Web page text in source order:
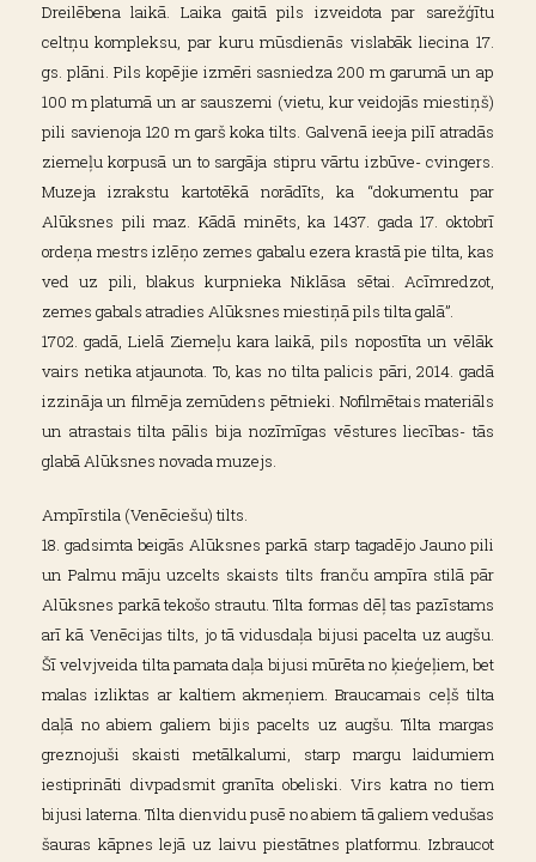
Dreilēbena laikā. Laika gaitā pils izveidota par sarežģītu
celtņu kompleksu, par kuru mūsdienās vislabāk liecina 17.
gs. plāni. Pils kopējie izmēri sasniedza 200 m garumā un ap
100 m platumā un ar sauszemi (vietu, kur veidojās miestiņš)
pili savienoja 120 m garš koka tilts. Galvenā ieeja pilī atradās
ziemeļu korpusā un to sargāja stipru vārtu izbūve- cvingers.
Muzeja izrakstu kartotēkā norādīts, ka “dokumentu par
Alūksnes pili maz. Kādā minēts, ka 1437. gada 17. oktobrī
ordeņa mestrs izlēņo zemes gabalu ezera krastā pie tilta, kas
ved uz pili, blakus kurpnieka Niklāsa sētai. Acīmredzot,
zemes gabals atradies Alūksnes miestiņā pils tilta galā”.
1702. gadā, Lielā Ziemeļu kara laikā, pils nopostīta un vēlāk
vairs netika atjaunota. To, kas no tilta palicis pāri, 2014. gadā
izzināja un filmēja zemūdens pētnieki. Nofilmētais materiāls
un atrastais tilta pālis bija nozīmīgas vēstures liecības- tās
glabā Alūksnes novada muzejs.
Ampīrstila (Venēciešu) tilts.
18. gadsimta beigās Alūksnes parkā starp tagadējo Jauno pili
un Palmu māju uzcelts skaists tilts franču ampīra stilā pār
Alūksnes parkā tekošo strautu. Tilta formas dēļ tas pazīstams
arī kā Venēcijas tilts, jo tā vidusdaļa bijusi pacelta uz augšu.
Šī velvjveida tilta pamata daļa bijusi mūrēta no ķieģeļiem, bet
malas izliktas ar kaltiem akmeņiem. Braucamais ceļš tilta
daļā no abiem galiem bijis pacelts uz augšu. Tilta margas
greznojuši skaisti metālkalumi, starp margu laidumiem
iestiprināti divpadsmit granīta obeliski. Virs katra no tiem
bijusi laterna. Tilta dienvidu pusē no abiem tā galiem vedušas
šauras kāpnes lejā uz laivu piestātnes platformu. Izbraucot